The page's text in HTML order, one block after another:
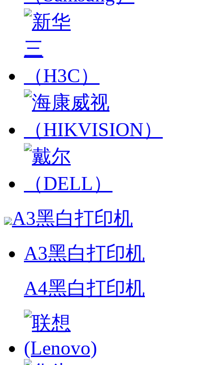
A3黑白打印机
A3黑白打印机
A4黑白打印机